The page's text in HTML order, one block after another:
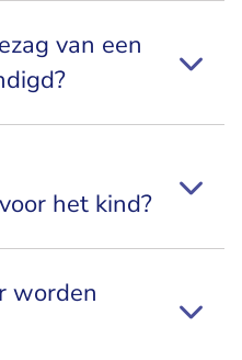
van een
het kind?
worden